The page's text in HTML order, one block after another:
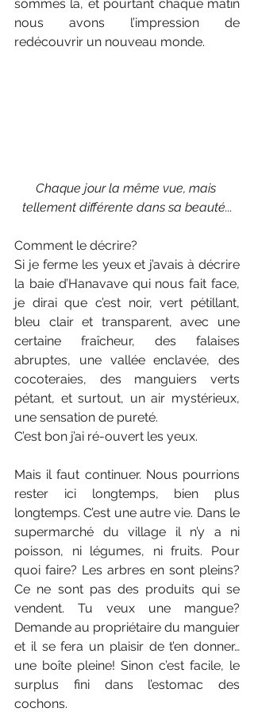
sommes là, et pourtant chaque matin
nous avons l’impression de
redécouvrir un nouveau monde.
Chaque jour la même vue, mais
tellement différente dans sa beauté...
Comment le décrire?
Si je ferme les yeux et j’avais à décrire
la baie d’Hanavave qui nous fait face,
je dirai que c’est noir, vert pétillant,
bleu clair et transparent, avec une
certaine fraîcheur, des falaises
abruptes, une vallée enclavée, des
cocoteraies, des manguiers verts
pétant, et surtout, un air mystérieux,
une sensation de pureté.
C’est bon j’ai ré-ouvert les yeux.
Mais il faut continuer. Nous pourrions
rester ici longtemps, bien plus
longtemps. C’est une autre vie. Dans le
supermarché du village il n’y a ni
poisson, ni légumes, ni fruits. Pour
quoi faire? Les arbres en sont pleins?
Ce ne sont pas des produits qui se
vendent. Tu veux une mangue?
Demande au propriétaire du manguier
et il se fera un plaisir de t’en donner…
une boîte pleine! Sinon c’est facile, le
surplus fini dans l’estomac des
cochons.